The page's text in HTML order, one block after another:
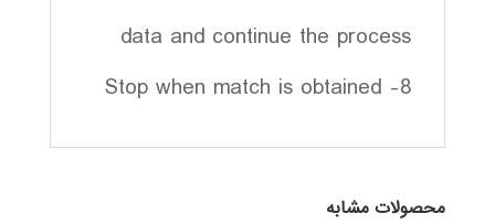
data and continue the process
8- Stop when match is obtained
محصولات مشابه